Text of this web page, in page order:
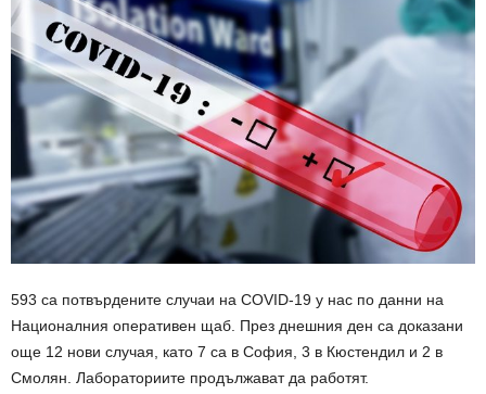
593 са потвърдените случаи на COVID-19 у нас по данни на
Националния оперативен щаб. През днешния ден са доказани
още 12 нови случая, като 7 са в София, 3 в Кюстендил и 2 в
Смолян. Лабораториите продължават да работят.